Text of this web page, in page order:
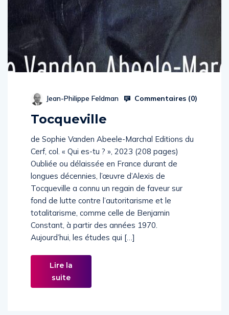
Jean-Philippe Feldman Commentaires (0)
Tocqueville
de Sophie Vanden Abeele-Marchal Editions du
Cerf, col. « Qui es-tu ? », 2023 (208 pages)
Oubliée ou délaissée en France durant de
longues décennies, l’œuvre d’Alexis de
Tocqueville a connu un regain de faveur sur
fond de lutte contre l’autoritarisme et le
totalitarisme, comme celle de Benjamin
Constant, à partir des années 1970.
Aujourd’hui, les études qui […]
Lire la
suite